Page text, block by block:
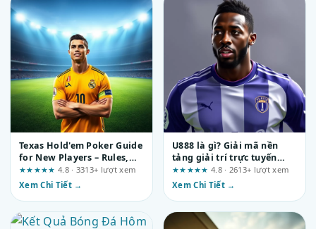
Texas Hold'em Poker Guide
for New Players – Rules,
Examples & Risk
Awareness
★★★★★ 4.8 · 3313+ lượt xem
Xem Chi Tiết →
U888 là gì? Giải mã nền
tảng giải trí trực tuyến
đang gây sốt
★★★★★ 4.8 · 2613+ lượt xem
Xem Chi Tiết →